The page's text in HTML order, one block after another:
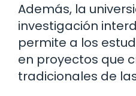
Además, la
investigación
permite a los
en proyectos que
tradicionales de